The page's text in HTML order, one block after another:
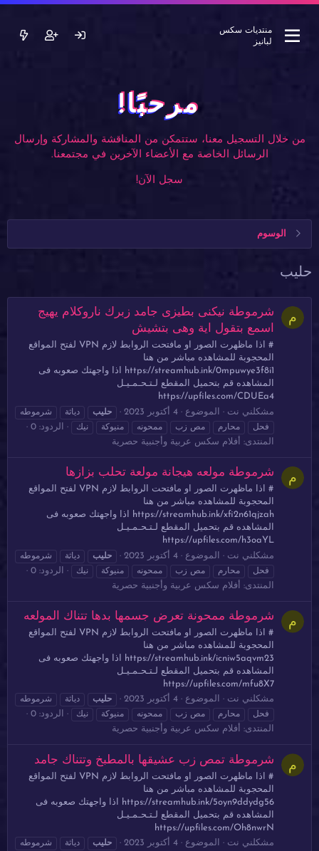
منتديات سكس
لبانيز
مرحبًا!
من خلال التسجيل معنا، ستتمكن من المناقشة والمشاركة وإرسال
الرسائل الخاصة مع الأعضاء الآخرين في مجتمعنا.
سجل الآن!
الوسوم
حليب
م
شرموطة نيكنى بطيزى جامد زبرك ناروكلام يهيج
اسمع بتقول اية وهى بتشيش
# اذا ماظهرت الصور او مافتحت الروابط لازم VPN لفتح المواقع
المحجوبة للمشاهده مباشر من هنا
https://streamhub.ink/0mpuwye3f8i1 اذا واجهتك صعوبه فى
المشاهده قم بتحميل المقطع لـتـحـمـيـل
https://upfiles.com/CDUEa4
مشكلني نت
الموضوع 4 أكتوبر 2023 حليب دياثة
شرموطه
فحل
محارم مص زب ممحونه منيوكة نيك
الردود: 0
المنتدى:
أفلام سكس عربية وأجنبية حصرية
م شرموطة مولعه هيجانة مولعة تحلب بزازها
# اذا ماظهرت الصور او مافتحت الروابط لازم VPN لفتح المواقع
المحجوبة للمشاهده مباشر من هنا
https://streamhub.ink/xfi2n61qjzah اذا واجهتك صعوبه فى
المشاهده قم بتحميل المقطع لـتـحـمـيـل
https://upfiles.com/h3oaYL
مشكلني نت
الموضوع 4 أكتوبر 2023 حليب دياثة
شرموطه
فحل
محارم مص زب ممحونه منيوكة نيك
الردود: 0
المنتدى:
أفلام سكس عربية وأجنبية حصرية
م شرموطة ممحونة تعرض جسمها بدها تتناك المولعه
# اذا ماظهرت الصور او مافتحت الروابط لازم VPN لفتح المواقع
المحجوبة للمشاهده مباشر من هنا
https://streamhub.ink/icniw5aqvm23 اذا واجهتك صعوبه فى
المشاهده قم بتحميل المقطع لـتـحـمـيـل
https://upfiles.com/mfu8X7
مشكلني نت
الموضوع 4 أكتوبر 2023 حليب دياثة
شرموطه
فحل
محارم مص زب ممحونه منيوكة نيك
الردود: 0
المنتدى:
أفلام سكس عربية وأجنبية حصرية
م شرموطة تمص زب عشيقها بالمطبخ وتتناك جامد
# اذا ماظهرت الصور او مافتحت الروابط لازم VPN لفتح المواقع
المحجوبة للمشاهده مباشر من هنا
https://streamhub.ink/5oyn9ddydg56 اذا واجهتك صعوبه فى
المشاهده قم بتحميل المقطع لـتـحـمـيـل
https://upfiles.com/Oh8nwrN
مشكلني نت
الموضوع 4 أكتوبر 2023 حليب دياثة
شرموطه